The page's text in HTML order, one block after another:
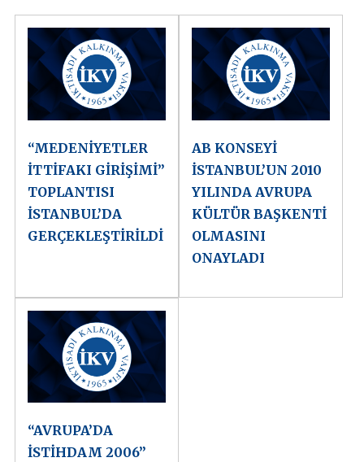
“MEDENİYETLER
İTTİFAKI GİRİŞİMİ”
TOPLANTISI
İSTANBUL’DA
GERÇEKLEŞTİRİLDİ
AB KONSEYİ
İSTANBUL’UN 2010
YILINDA AVRUPA
KÜLTÜR BAŞKENTİ
OLMASINI
ONAYLADI
“AVRUPA’DA
İSTİHDAM 2006”